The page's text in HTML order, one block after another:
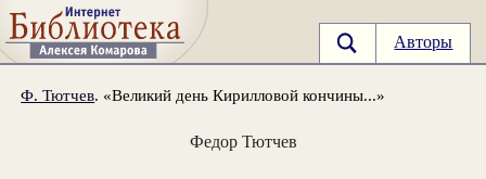
Авторы
Ф. Тютчев. «Великий день Кирилловой кончины...»
Федор Тютчев